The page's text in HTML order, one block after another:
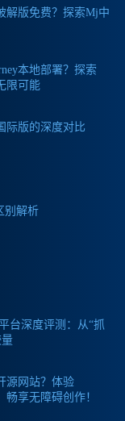
解版免费？探索Mj中
本地部署？探索
限可能
际版的深度对比
别解析
台深度评测：从“抓
量
源网站？体验
畅享无障碍创作！